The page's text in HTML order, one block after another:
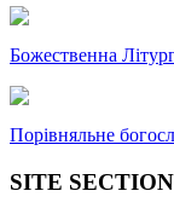
Божественна
Порівняльне
SITE